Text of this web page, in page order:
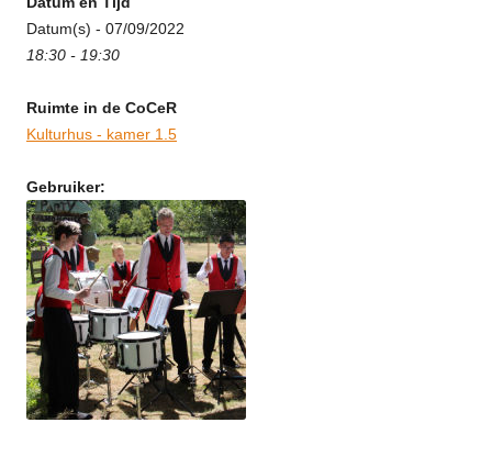
Datum(s) - 07/09/2022
18:30 - 19:30
Ruimte in de CoCeR
Kulturhus - kamer 1.5
Gebruiker: